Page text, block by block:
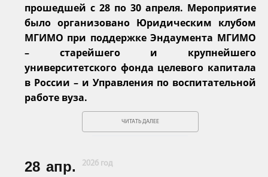
прошедшей с 28 по 30 апреля. Мероприятие
было организовано Юридическим клубом
МГИМО при поддержке Эндаумента МГИМО
– старейшего и крупнейшего
университетского фонда целевого капитала
в России – и Управления по воспитательной
работе вуза.
ЧИТАТЬ ДАЛЕЕ
28 апр. 2026 год